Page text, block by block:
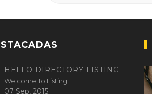
HELLO DIRECTORY LISTING
Welcome To Listing
07 Sep, 2015